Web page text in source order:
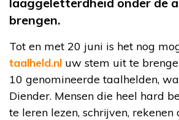
brengen.
Tot en met 20 juni is het nog
taalheld.nl uw stem uit te
10 genomineerde taalhelden,
Diender. Mensen die heel hard
te leren lezen, schrijven,